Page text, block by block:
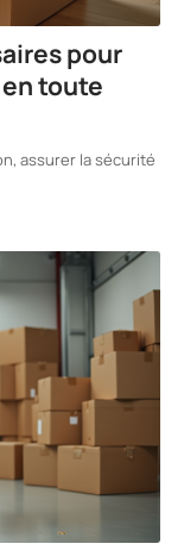
pour
toute
assurer la sécurité